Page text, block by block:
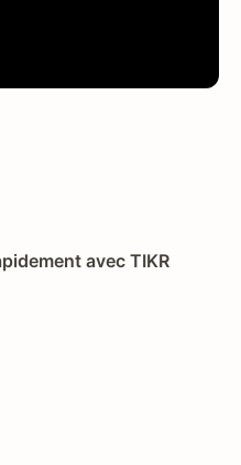
avec TIKR